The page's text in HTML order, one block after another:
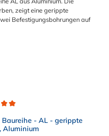
Baureihe - AL - gerippte
Aluminium